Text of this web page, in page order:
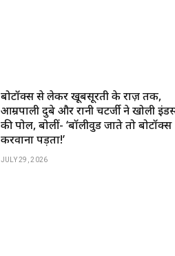
बोटॉक्स से लेकर खूबसूरती के राज़ तक,
आम्रपाली दुबे और रानी चटर्जी ने खोली
की पोल, बोलीं- ‘बॉलीवुड जाते तो बोटॉक्स
करवाना पड़ता!’
JULY 29, 2026